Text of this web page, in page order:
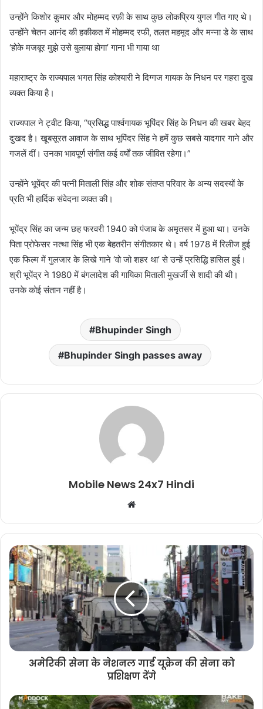
उन्होंने किशोर कुमार और मोहम्मद रफ़ी के साथ कुछ लोकप्रिय युगल गीत गाए थे।
उन्होंने चेतन आनंद की हकीकत में मोहम्मद रफी, तलत महमूद और मन्ना डे के साथ
‘होके मजबूर मुझे उसे बुलाया होगा’ गाना भी गाया था
महाराष्ट्र के राज्यपाल भगत सिंह कोश्यारी ने दिग्गज गायक के निधन पर गहरा दुख
व्यक्त किया है।
राज्यपाल ने ट्वीट किया, “प्रसिद्ध पार्श्वगायक भूपिंदर सिंह के निधन की खबर बेहद
दुखद है। खूबसूरत आवाज के साथ भूपिंदर सिंह ने हमें कुछ सबसे यादगार गाने और
गजलें दीं। उनका भावपूर्ण संगीत कई वर्षों तक जीवित रहेगा।”
उन्होंने भूपेंद्र की पत्नी मिताली सिंह और शोक संतप्त परिवार के अन्य सदस्यों के
प्रति भी हार्दिक संवेदना व्यक्त की।
भूपेंद्र सिंह का जन्म छह फरवरी 1940 को पंजाब के अमृतसर में हुआ था। उनके
पिता प्रोफेसर नत्था सिंह भी एक बेहतरीन संगीतकार थे। वर्ष 1978 में रिलीज हुई
एक फिल्म में गुलजार के लिखे गाने ‘वो जो शहर था’ से उन्हें प्रसिद्धि हासिल हुई।
श्री भूपेंद्र ने 1980 में बंगलादेश की गायिका मिताली मुखर्जी से शादी की थी।
उनके कोई संतान नहीं है।
Bhupinder Singh
Bhupinder Singh passes away
Mobile News 24x7 Hindi
Website
अमेरिकी सेना के नेशनल गार्ड यूक्रेन की सेना को
प्रशिक्षण देंगे